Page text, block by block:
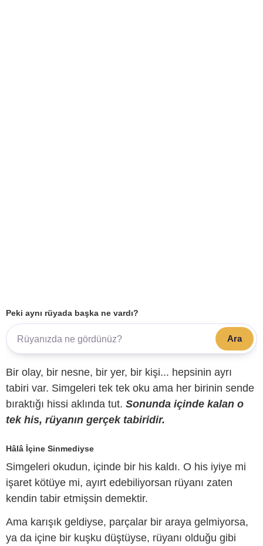
Peki aynı rüyada başka ne vardı?
Ara
Bir olay, bir nesne, bir yer, bir kişi... hepsinin ayrı
tabiri var. Simgeleri tek tek oku ama her birinin sende
bıraktığı hissi aklında tut. Sonunda içinde kalan o
tek his, rüyanın gerçek tabiridir.
Hâlâ İçine Sinmediyse
Simgeleri okudun, içinde bir his kaldı. O his iyiye mi
işaret kötüye mi, ayırt edebiliyorsan rüyanı zaten
kendin tabir etmişsin demektir.
Ama karışık geldiyse, parçalar bir araya gelmiyorsa,
ya da içine bir kuşku düştüyse, rüyanı olduğu gibi